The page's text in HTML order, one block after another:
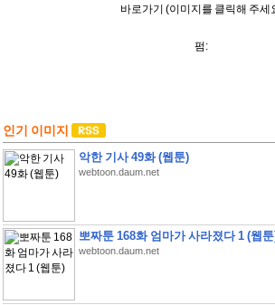
바로가기 (이미지를 클릭해 주세
펌:
인기 이미지
악한 기사 49화 (웹툰)
webtoon.daum.net
뽀짜툰 168화 엄마가 사라졌다 1 (웹
webtoon.daum.net